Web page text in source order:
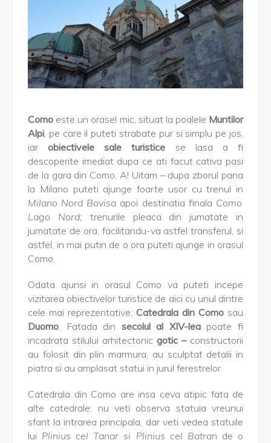
Como este un orasel mic, situat la poalele Muntilor
Alpi, pe care il puteti strabate pur si simplu pe jos,
iarobiectivele sale turistice se lasa a fi
descoperite imediat dupa ce ati facut cativa pasi
de la gara din Como. A! Uitam – dupa zborul pana
la Milano puteti ajunge foarte usor cu trenul in
Milano Nord Bovisa apoi destinatia finala Como
Lago Nord; trenurile pleaca din jumatate in
jumatate de ora, facilitandu-va astfel transferul, si
astfel, in mai putin de o ora puteti ajunge in orasul
Como.
Odata ajunsi in orasul Como va puteti incepe
vizitarea obiectivelor turistice de aici cu unul dintre
cele mai reprezentative: Catedrala din Como sau
Duomo. Fatada din secolul al XIV-leapoate fi
incadrata stilului arhitectonic gotic –constructorii
au folosit din plin marmura, au sculptat detalii in
piatra si au amplasat statui in jurul ferestrelor.
Catedrala din Como are insa ceva atipic fata de
alte catedrale: nu veti observa statuia vreunui
sfant la intrarea principala, dar veti vedea statuile
lui Plinius cel Tanar si Plinius cel Batran de o